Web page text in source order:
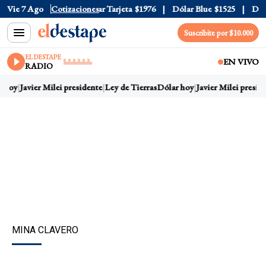
Vie 7 Ago Cotizaciones
Oficial $1520 Dólar Tarjeta $1976 Dólar Blue $1525 Dólar
Suscribite por $10.000
EL DESTAPE
RADIO EN VIVO
Javier Milei presidente Ley de TierrasDólar hoy Javier Milei
MINA CLAVERO